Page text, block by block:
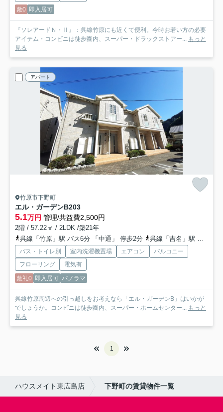
敷0 即入居可
『ソレアードＮ・Ⅱ』：呉線竹原にも近くて便利。今時お若い方の必要
アイテム・コンビニは徒歩圏内、スーパー・ドラックストアー... もっと
見る
アパート
竹原市下野町
エル・ガーデンB203
5.1万円 管理/共益費2,500円
2階 / 57.22㎡ / 2LDK /築21年
呉線「竹原」駅 バス6分 「中通」 停歩2分
呉線「吉名」駅 徒歩79分
バス・トイレ別 室内洗濯機置場 エアコン
バルコニー
フローリング
電気有
敷礼0 即入居可 パノラマ
呉線竹原周辺への引っ越しをお考えなら「エル・ガーデンB」はいかが
でしょうか。コンビニは徒歩圏内、スーパー・ホームセンター... もっと
見る
1
ハウスメイト東広島店 下野町の賃貸物件一覧